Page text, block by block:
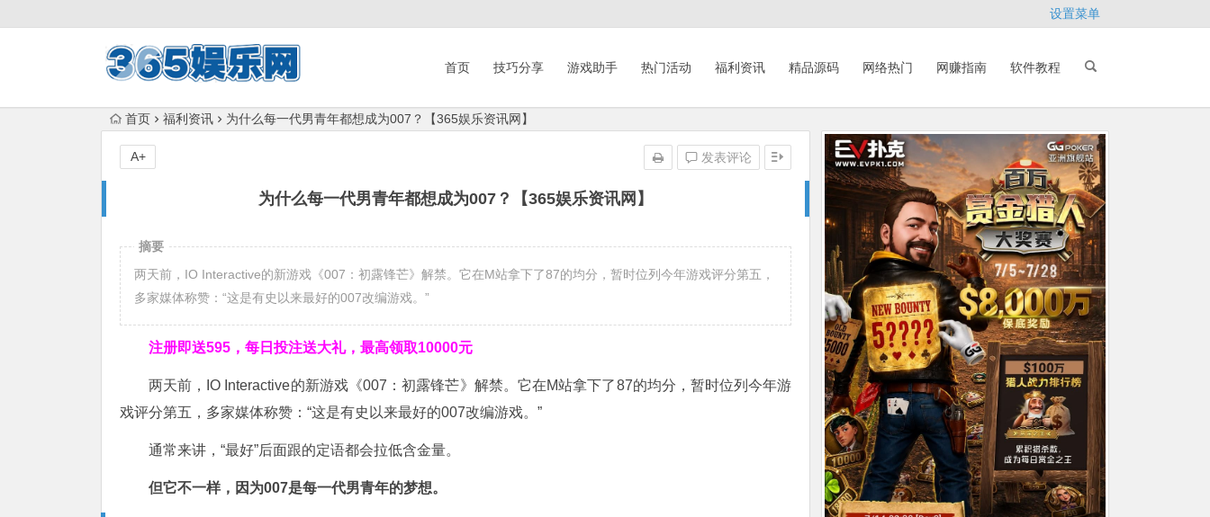
设置菜单
首页 技巧分享 游戏助手 热门活动 福利资讯 精品源码 网络热门 网赚指南 软件教程
首页 福利资讯 为什么每一代男青年都想成为007？【365娱乐资讯网】
为什么每一代男青年都想成为007？【365娱乐资讯网】
发表评论
A+
摘要
两天前，IO Interactive的新游戏《007：初露锋芒》解禁。它在M站拿下了87的均分，暂时位列今年游戏评分第五，
多家媒体称赞：“这是有史以来最好的007改编游戏。”
注册即送595， 每日投注送大礼，最高领取10000元
两天前， IO Interactive的新游戏《007：初露锋芒》解禁。它在M站拿下了87的均分，暂时位列今年游
戏评分第五，多家媒体称赞： “这是有史以来最好的007改编游戏。”
通常来讲， “最好”后面跟的定语都会拉低含金量。
但它不一样，因为007是每一代男青年的梦想。